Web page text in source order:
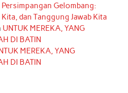
I
n
r
e Gelombang:
dan Tanggung Jawab Kita
UNTUK MEREKA, YANG
DI BATIN
MEREKA, YANG
DI BATIN